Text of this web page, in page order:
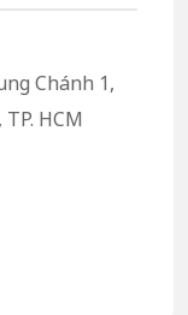
Chánh 1,
HCM